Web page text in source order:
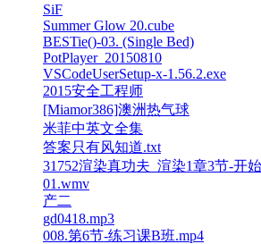
SiF
Summer Glow 20.cube
BESTie()-03. (Single Bed)
PotPlayer_20150810
VSCodeUserSetup-x-1.56.2.exe
2015安全工程师
[Miamor386]澳洲热气球
米菲中英文全集
答案只有风知道.txt
31752渲染真功夫_渲染1章3节-开
01.wmv
产二
gd0418.mp3
008.第6节-练习课B班.mp4